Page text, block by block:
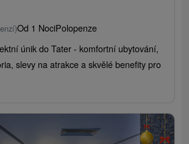
Od 1 NociPolopenze
únik do Tater - komfortní ubytování,
slevy na atrakce a skvělé benefity pro